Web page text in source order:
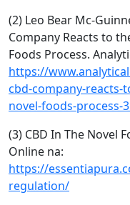
(2) Leo Bear Mc-
Company Reacts to
Foods Process.
https://
cbd-company-reacts-
novel-foods-process-
(3) CBD In The Novel
Online na:
https://
regulation/